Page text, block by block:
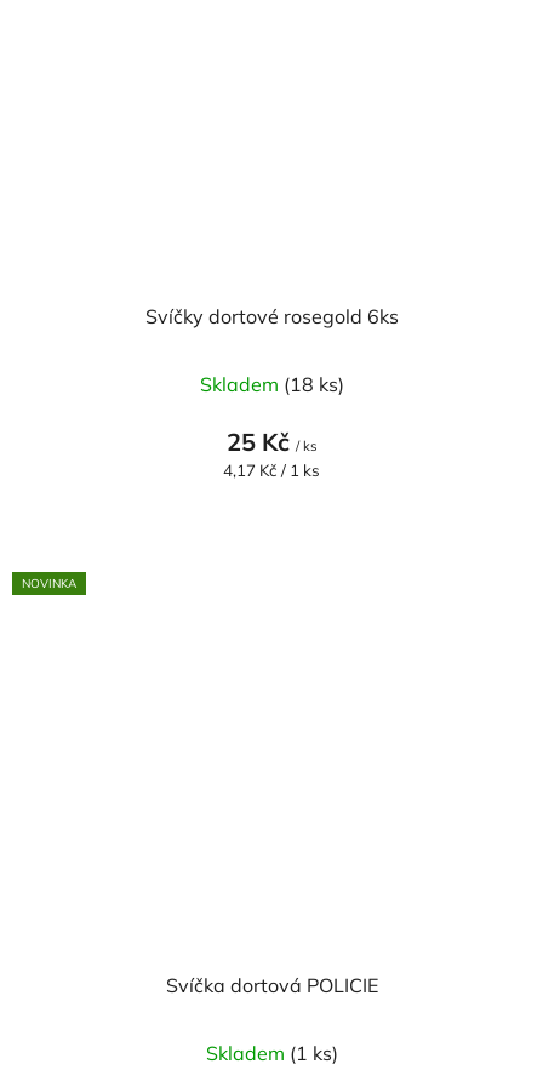
Svíčky dortové rosegold 6ks
Skladem (18 ks)
25 Kč / ks
Měrná
4,17 Kč / 1 ks
NOVINKA
Svíčka dortová POLICIE
Skladem (1 ks)